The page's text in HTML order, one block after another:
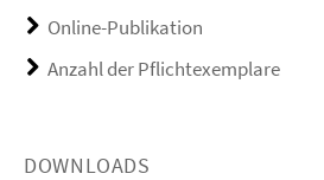
Online-Publikation
Anzahl der Pflichtexemplare
DOWNLOADS